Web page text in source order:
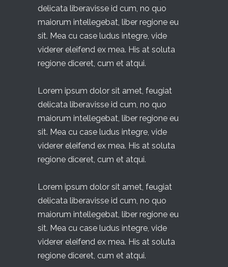
delicata liberavisse id cum, no quo
maiorum intellegebat, liber regione eu
sit. Mea cu case ludus integre, vide
viderer eleifend ex mea. His at soluta
regione diceret, cum et atqui.
Lorem ipsum dolor sit amet, feugiat
delicata liberavisse id cum, no quo
maiorum intellegebat, liber regione eu
sit. Mea cu case ludus integre, vide
viderer eleifend ex mea. His at soluta
regione diceret, cum et atqui.
Lorem ipsum dolor sit amet, feugiat
delicata liberavisse id cum, no quo
maiorum intellegebat, liber regione eu
sit. Mea cu case ludus integre, vide
viderer eleifend ex mea. His at soluta
regione diceret, cum et atqui.